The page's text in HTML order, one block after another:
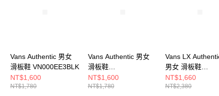
Vans Authentic 男女
滑板鞋 VN000EE3BLK
NT$1,600
NT$1,780
Vans Authentic 男女
滑板鞋
VN000EE3W00
NT$1,600
NT$1,780
Vans LX
男女 滑板鞋
VN000D5KYKD
NT$1,660
NT$2,380